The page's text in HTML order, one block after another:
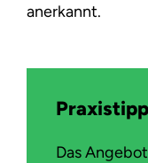
anerkannt.
Das